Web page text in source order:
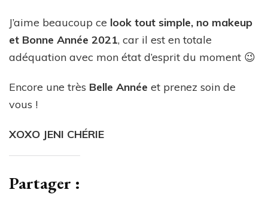
J’aime beaucoup ce look tout simple, no makeup
et Bonne Année 2021, car il est en totale
adéquation avec mon état d’esprit du moment 😉
Encore une très Belle Année et prenez soin de
vous !
XOXO JENI CHÉRIE
Partager :